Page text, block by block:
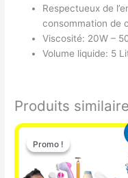
Respectueux de
consommation de
Viscosité: 20W –
Volume liquide: 5
Produits
Promo !
Promo !
Le
prix
initial
était :
65.000 CFA.
Le
prix
est :